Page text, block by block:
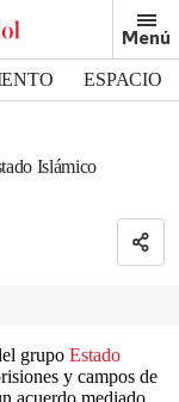
Menú
ESPACIO
Islámico
grupo Estado
y campos de
acuerdo mediado